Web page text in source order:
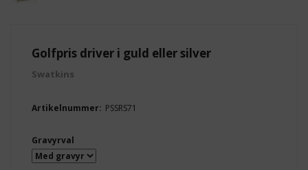
Golfpris driver i guld eller silver
Swatkins
Artikelnummer: PSSRS71
Gravyrval